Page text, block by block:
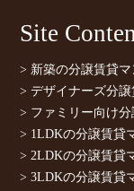
Site
> 新築の分譲賃貸
> デザイナーズ分
> ファミリー向け
> 1LDKの分譲賃貸
> 2LDKの分譲賃貸
> 3LDKの分譲賃貸